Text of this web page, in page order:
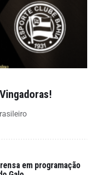
em programação